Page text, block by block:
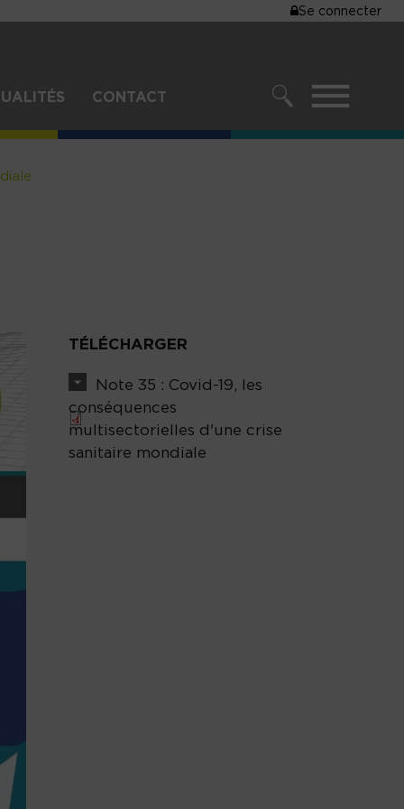
MENU
DE
Se connecter
CONTACT MENU
TÉLÉCHARGER
Note 35 : Covid-19, les
conséquences
multisectorielles d'une crise
sanitaire mondiale